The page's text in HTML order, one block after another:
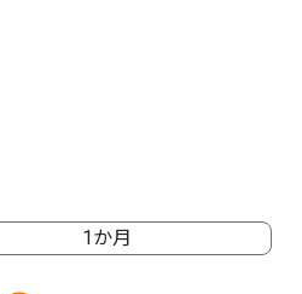
1か月